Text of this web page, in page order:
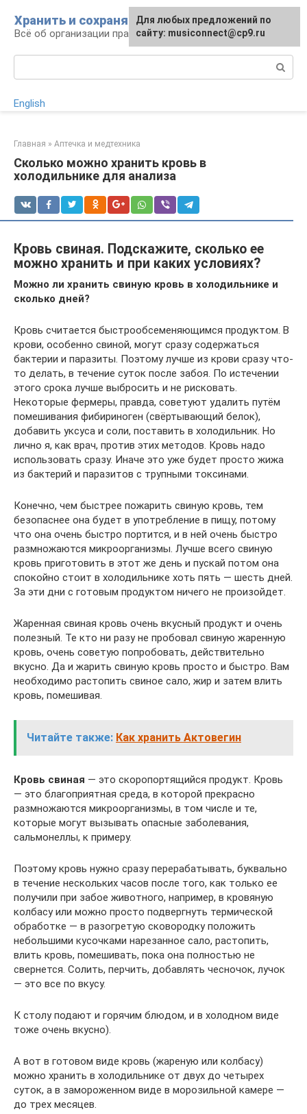
контенту
Хранить и сохранять
Всё об организации правильного хранения
English
Главная » Аптечка и медтехника
Сколько можно хранить кровь в
холодильнике для анализа
Кровь свиная. Подскажите, сколько ее
можно хранить и при каких условиях?
Можно ли хранить свиную кровь в холодильнике и
сколько дней?
Кровь считается быстрообсеменяющимся продуктом. В
крови, особенно свиной, могут сразу содержаться
бактерии и паразиты. Поэтому лучше из крови сразу что-
то делать, в течение суток после забоя. По истечении
этого срока лучше выбросить и не рисковать.
Некоторые фермеры, правда, советуют удалить путём
помешивания фибириноген (свёртывающий белок),
добавить уксуса и соли, поставить в холодильник. Но
лично я, как врач, против этих методов. Кровь надо
использовать сразу. Иначе это уже будет просто жижа
из бактерий и паразитов с трупными токсинами.
Конечно, чем быстрее пожарить свиную кровь, тем
безопаснее она будет в употребление в пищу, потому
что она очень быстро портится, и в ней очень быстро
размножаются микроорганизмы. Лучше всего свиную
кровь приготовить в этот же день и пускай потом она
спокойно стоит в холодильнике хоть пять — шесть дней.
За эти дни с готовым продуктом ничего не произойдет.
Жаренная свиная кровь очень вкусный продукт и очень
полезный. Те кто ни разу не пробовал свиную жаренную
кровь, очень советую попробовать, действительно
вкусно. Да и жарить свиную кровь просто и быстро. Вам
необходимо растопить свиное сало, жир и затем влить
кровь, помешивая.
Читайте также: Как хранить Актовегин
Кровь свиная — это скоропортящийся продукт. Кровь
— это благоприятная среда, в которой прекрасно
размножаются микроорганизмы, в том числе и те,
которые могут вызывать опасные заболевания,
сальмонеллы, к примеру.
Поэтому кровь нужно сразу перерабатывать, буквально
в течение нескольких часов после того, как только ее
получили при забое животного, например, в кровяную
колбасу или можно просто подвергнуть термической
обработке — в разогретую сковородку положить
небольшими кусочками нарезанное сало, растопить,
влить кровь, помешивать, пока она полностью не
свернется. Солить, перчить, добавлять чесночок, лучок
— это все по вкусу.
К столу подают и горячим блюдом, и в холодном виде
тоже очень вкусно).
А вот в готовом виде кровь (жареную или колбасу)
можно хранить в холодильнике от двух до четырех
суток, а в замороженном виде в морозильной камере —
до трех месяцев.
Для любых предложений по
сайту: musiconnect@cp9.ru